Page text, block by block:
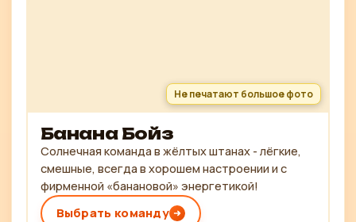
Не печатают большое фото
Банана Бойз
Солнечная команда в жёлтых штанах - лёгкие,
смешные, всегда в хорошем настроении и с
фирменной «банановой» энергетикой!
Выбрать команду